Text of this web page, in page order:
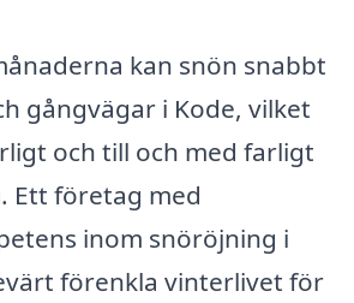
kan snön snabbt
gångvägar i Kode, vilket
och till och med farligt
Ett företag med
inom snöröjning i
förenkla vinterlivet för